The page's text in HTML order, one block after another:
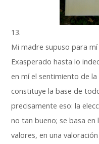
13.
Mi madre supuso para
Exasperado hasta lo
en mí el sentimiento de la
constituye la base de
precisamente eso: la
no tan bueno; se basa
valores, en una